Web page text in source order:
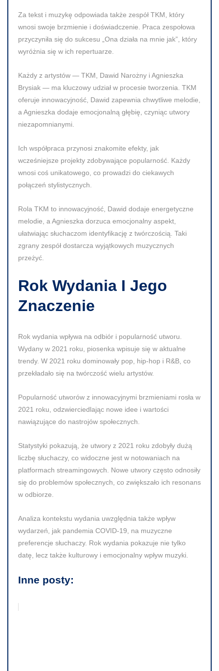
Za tekst i muzykę odpowiada także zespół TKM, który
wnosi swoje brzmienie i doświadczenie. Praca zespołowa
przyczyniła się do sukcesu „Ona działa na mnie jak”, który
wyróżnia się w ich repertuarze.
Każdy z artystów — TKM, Dawid Narożny i Agnieszka
Brysiak — ma kluczowy udział w procesie tworzenia. TKM
oferuje innowacyjność, Dawid zapewnia chwytliwe melodie,
a Agnieszka dodaje emocjonalną głębię, czyniąc utwory
niezapomnianymi.
Ich współpraca przynosi znakomite efekty, jak
wcześniejsze projekty zdobywające popularność. Każdy
wnosi coś unikatowego, co prowadzi do ciekawych
połączeń stylistycznych.
Rola TKM to innowacyjność, Dawid dodaje energetyczne
melodie, a Agnieszka dorzuca emocjonalny aspekt,
ułatwiając słuchaczom identyfikację z twórczością. Taki
zgrany zespół dostarcza wyjątkowych muzycznych
przeżyć.
Rok Wydania I Jego
Znaczenie
Rok wydania wpływa na odbiór i popularność utworu.
Wydany w 2021 roku , piosenka wpisuje się w aktualne
trendy. W 2021 roku dominowały pop, hip-hop i R&B, co
przekładało się na twórczość wielu artystów.
Popularność utworów z innowacyjnymi brzmieniami rosła w
2021 roku, odzwierciedlając nowe idee i wartości
nawiązujące do nastrojów społecznych.
Statystyki pokazują, że utwory z 2021 roku zdobyły dużą
liczbę słuchaczy, co widoczne jest w notowaniach na
platformach streamingowych. Nowe utwory często odnosiły
się do problemów społecznych, co zwiększało ich resonans
w odbiorze.
Analiza kontekstu wydania uwzględnia także wpływ
wydarzeń, jak pandemia COVID-19, na muzyczne
preferencje słuchaczy. Rok wydania pokazuje nie tylko
datę, lecz także kulturowy i emocjonalny wpływ muzyki.
Inne posty: